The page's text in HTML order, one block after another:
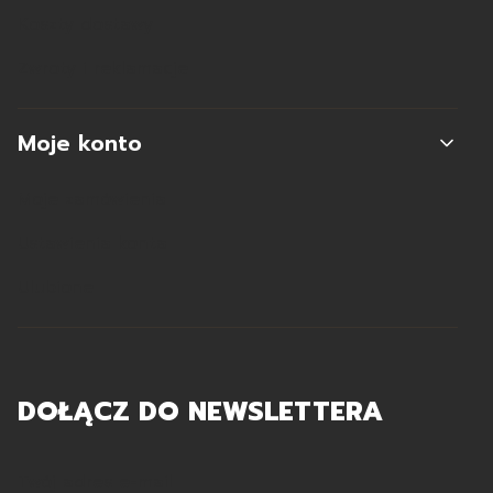
Moje konto
DOŁĄCZ DO NEWSLETTERA